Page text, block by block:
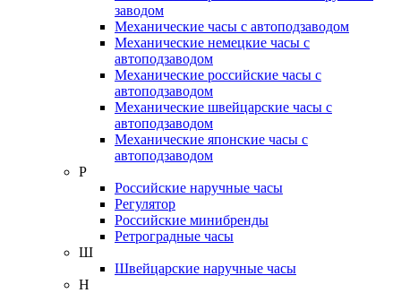
заводом
Механические часы с автоподзаводом
Механические немецкие часы с
автоподзаводом
Механические российские часы с
автоподзаводом
Механические швейцарские часы с
автоподзаводом
Механические японские часы с
автоподзаводом
Р
Российские наручные часы
Регулятор
Российские минибренды
Ретроградные часы
Ш
Швейцарские наручные часы
Н